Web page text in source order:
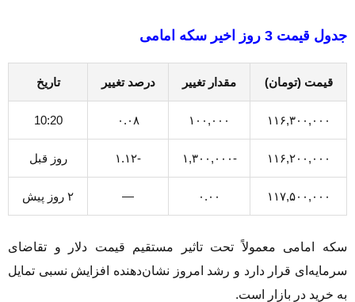
جدول قیمت 3 روز اخیر سکه امامی
قیمت (تومان) مقدار تغییر درصد تغییر تاریخ
۱۱۶,۳۰۰,۰۰۰ ۱۰۰,۰۰۰ ۰.۰۸ 10:20
۱۱۶,۲۰۰,۰۰۰ -۱,۳۰۰,۰۰۰ -۱.۱۲ روز قبل
۱۱۷,۵۰۰,۰۰۰ ۰.۰۰ — ۲ روز پیش
سکه امامی معمولاً تحت تاثیر مستقیم قیمت دلار و تقاضای
سرمایه‌ای قرار دارد و رشد امروز نشان‌دهنده افزایش نسبی تمایل
به خرید در بازار است.